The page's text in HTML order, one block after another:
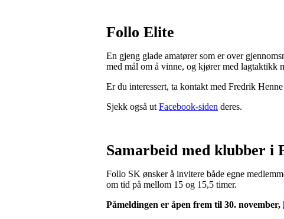
Follo Elite
En gjeng glade amatører som er over
med mål om å vinne, og kjører med lagtaktikk
Er du interessert, ta kontakt med Fredrik
Sjekk også ut Facebook-siden deres.
Samarbeid med klubber i
Follo SK ønsker å invitere både egne
om tid på mellom 15 og 15,5 timer.
Påmeldingen er åpen frem til 30. november,